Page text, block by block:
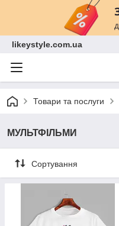
likeystyle.com.ua
Товари та послуги
МУЛЬТФІЛЬМИ
Сортування